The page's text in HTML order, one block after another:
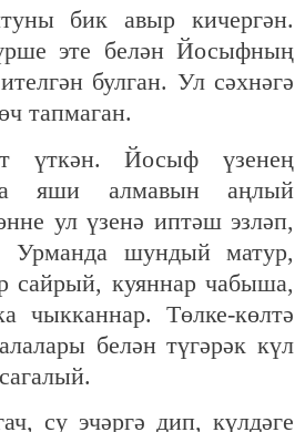
бик авыр кичергән.
эте белән Йосыфның
булган. Ул сәхнәгә
тапмаган.
үткән. Йосыф үзенең
яши алмавын аңлый
ул үзенә иптәш эзләп,
Урманда шундый матур,
сайрый, куяннар чабыша,
чыкканнар. Төлке-көлтә
белән түгәрәк күл
су эчәргә дип, күлдәге